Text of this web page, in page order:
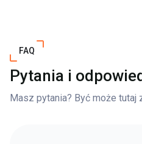
FAQ
Pytania i
Masz pytania? Być może